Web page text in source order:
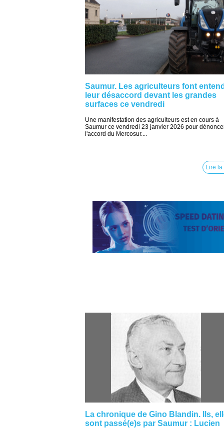
Saumur. Les agriculteurs font
leur désaccord devant les grandes
surfaces ce vendredi
Une manifestation des agriculteurs est en cours à
Saumur ce vendredi 23 janvier 2026 pour
l'accord du Mercosur....
Lire la
La chronique de Gino Blandin. Ils,
sont passé(e)s par Saumur : Lucien